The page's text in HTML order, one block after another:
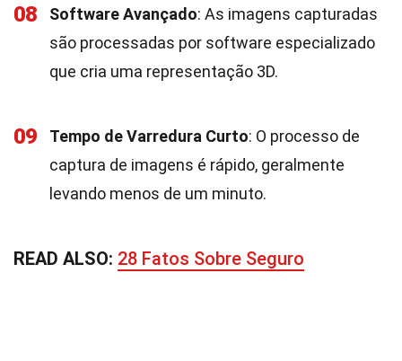
08 Software Avançado: As imagens capturadas
são processadas por software especializado
que cria uma representação 3D.
09 Tempo de Varredura Curto: O processo de
captura de imagens é rápido, geralmente
levando menos de um minuto.
READ ALSO: 28 Fatos Sobre Seguro